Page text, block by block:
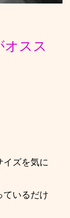
オスス
イズを気に
ているだけ